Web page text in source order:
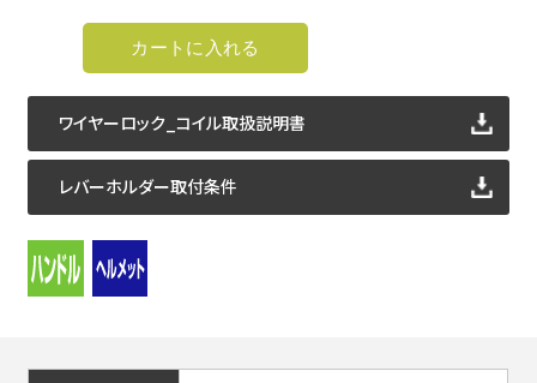
ワイヤーロック_コイル取扱説明書
レバーホルダー取付条件
ワイヤーロック_コイル取扱説明書
ワイヤーロック_コイル取扱説明書
レバーホルダー取付条件
ワイヤーロック_コイル取扱説明書
レバーホルダー取付条件